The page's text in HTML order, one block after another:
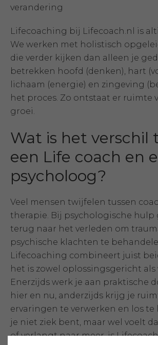
verandering
Lifecoaching bij Lifecoach.nl is
We werken met holistisch
die verder kijken dan alleen je
betrekken hoofd (denken), hart
lichaam (energie) en zingeving
het proces. Zo ontstaat er ruimte
groei.
Wat is het verschil
een Life coach en
psycholoog?
Veel mensen twijfelen tussen
therapie. Bij psychologische hulp
terug naar het verleden om
psychische klachten te
Lifecoaching combineert juist
het is zowel oplossingsgericht als
Enerzijds werk je aan praktische
hier en nu, anderzijds krijg je
ervaringen te verwerken en los te
je niet ziek bent, maar wel voelt
of verlangt naar meer, is